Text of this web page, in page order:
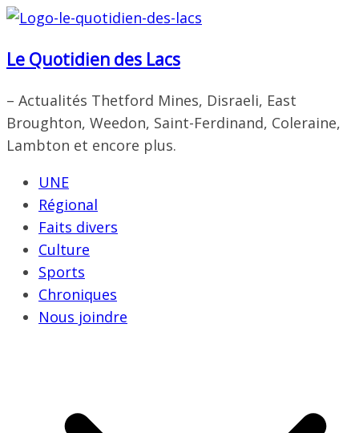
Passer
contenu
Le Quotidien des Lacs
– Actualités Thetford Mines, Disraeli, East
Broughton, Weedon, Saint-Ferdinand, Coleraine,
Lambton et encore plus.
UNE
Régional
Faits divers
Culture
Sports
Chroniques
Nous joindre